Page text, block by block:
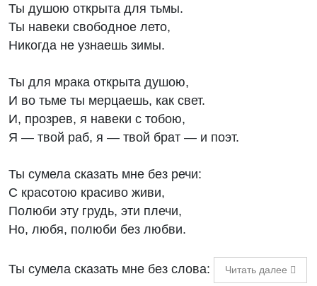
Ты душою открыта для тьмы.
Ты навеки свободное лето,
Никогда не узнаешь зимы.
Ты для мрака открыта душою,
И во тьме ты мерцаешь, как свет.
И, прозрев, я навеки с тобою,
Я — твой раб, я — твой брат — и поэт.
Ты сумела сказать мне без речи:
С красотою красиво живи,
Полюби эту грудь, эти плечи,
Но, любя, полюби без любви.
Ты сумела сказать мне без слова: Читать далее